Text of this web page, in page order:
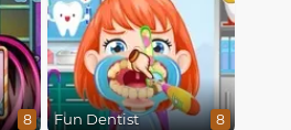
8 Fun Dentist 8